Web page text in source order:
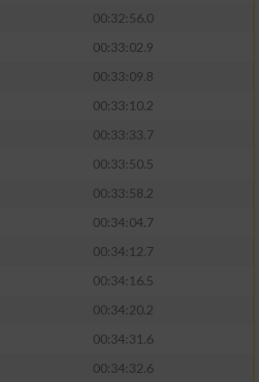
00:32:56.0
00:33:02.9
00:33:09.8
00:33:10.2
00:33:33.7
00:33:50.5
00:33:58.2
00:34:04.7
00:34:12.7
00:34:16.5
00:34:20.2
00:34:31.6
00:34:32.6